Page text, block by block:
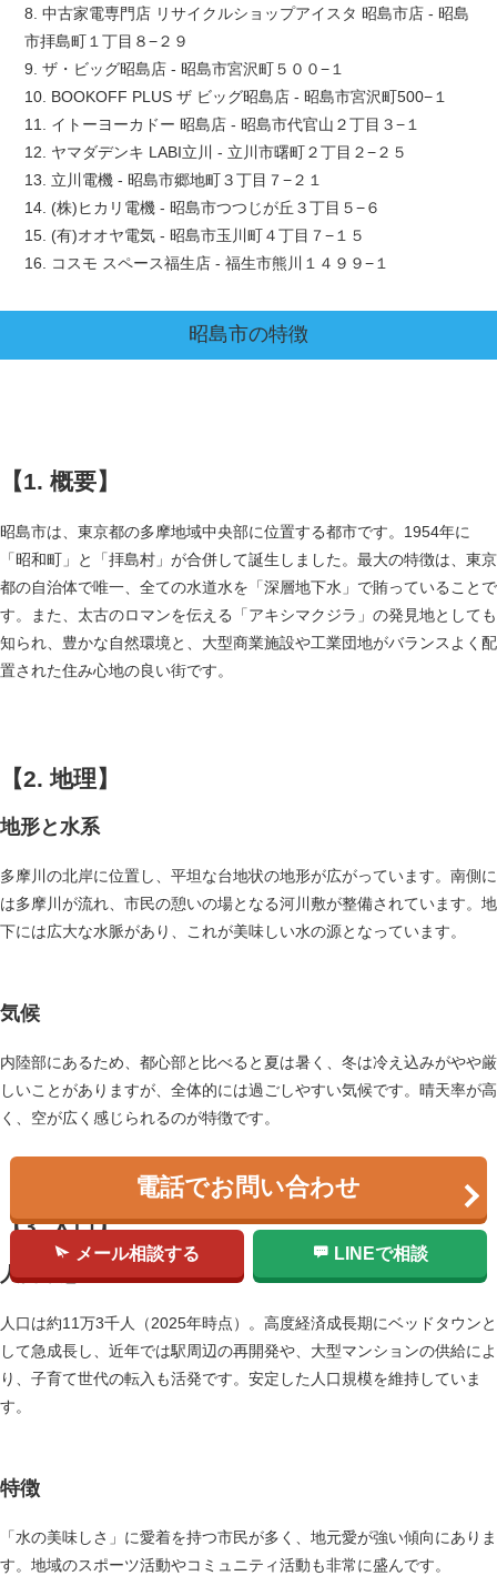
8. 中古家電専門店 リサイクルショップアイスタ 昭島市店 - 昭島
市拝島町１丁目８−２９
9. ザ・ビッグ昭島店 - 昭島市宮沢町５００−１
10. BOOKOFF PLUS ザ ビッグ昭島店 - 昭島市宮沢町500−１
11. イトーヨーカドー 昭島店 - 昭島市代官山２丁目３−１
12. ヤマダデンキ LABI立川 - 立川市曙町２丁目２−２５
13. 立川電機 - 昭島市郷地町３丁目７−２１
14. (株)ヒカリ電機 - 昭島市つつじが丘３丁目５−６
15. (有)オオヤ電気 - 昭島市玉川町４丁目７−１５
16. コスモ スペース福生店 - 福生市熊川１４９９−１
昭島市の特徴
【1. 概要】
昭島市は、東京都の多摩地域中央部に位置する都市です。1954年に
「昭和町」と「拝島村」が合併して誕生しました。最大の特徴は、東京
都の自治体で唯一、全ての水道水を「深層地下水」で賄っていることで
す。また、太古のロマンを伝える「アキシマクジラ」の発見地としても
知られ、豊かな自然環境と、大型商業施設や工業団地がバランスよく配
置された住み心地の良い街です。
【2. 地理】
地形と水系
多摩川の北岸に位置し、平坦な台地状の地形が広がっています。南側に
は多摩川が流れ、市民の憩いの場となる河川敷が整備されています。地
下には広大な水脈があり、これが美味しい水の源となっています。
気候
内陸部にあるため、都心部と比べると夏は暑く、冬は冷え込みがやや厳
しいことがありますが、全体的には過ごしやすい気候です。晴天率が高
く、空が広く感じられるのが特徴です。
【3. 人口】
人口動態
人口は約11万3千人（2025年時点）。高度経済成長期にベッドタウンと
して急成長し、近年では駅周辺の再開発や、大型マンションの供給によ
り、子育て世代の転入も活発です。安定した人口規模を維持していま
す。
特徴
「水の美味しさ」に愛着を持つ市民が多く、地元愛が強い傾向にありま
す。地域のスポーツ活動やコミュニティ活動も非常に盛んです。
電話でお問い合わせ
メール相談する LINEで相談